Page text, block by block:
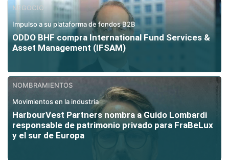
NEGOCIO
Impulso a su plataforma de fondos B2B
ODDO BHF compra International Fund Services &
Asset Management (IFSAM)
NOMBRAMIENTOS
Movimientos en la industria
HarbourVest Partners nombra a Guido Lombardi
responsable de patrimonio privado para FraBeLux
y el sur de Europa